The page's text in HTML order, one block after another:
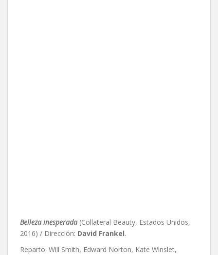
Belleza inesperada (Collateral Beauty, Estados Unidos,
2016) / Dirección: David Frankel.
Reparto: Will Smith, Edward Norton, Kate Winslet,